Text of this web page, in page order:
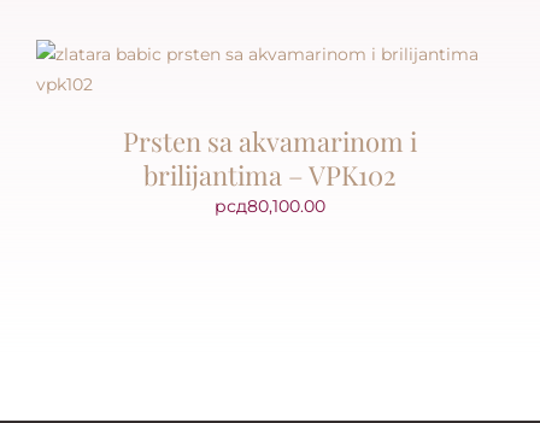
Prsten sa akvamarinom i
brilijantima – VPK102
рсд80,100.00